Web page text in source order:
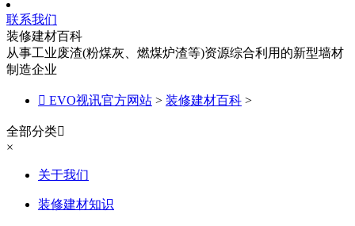
联系我们
装修建材百科
从事工业废渣(粉煤灰、燃煤炉渣等)资源综合利用的新型墙材
制造企业
 EVO视讯官方网站 > 装修建材百科 >
全部分类
×
关于我们
装修建材知识